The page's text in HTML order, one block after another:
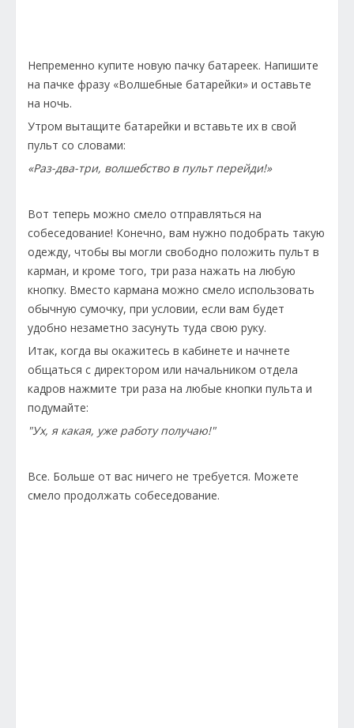
Непременно купите новую пачку батареек. Напишите
на пачке фразу «Волшебные батарейки» и оставьте
на ночь.
Утром вытащите батарейки и вставьте их в свой
пульт со словами:
«Раз-два-три, волшебство в пульт перейди!»
Вот теперь можно смело отправляться на
собеседование! Конечно, вам нужно подобрать такую
одежду, чтобы вы могли свободно положить пульт в
карман, и кроме того, три раза нажать на любую
кнопку. Вместо кармана можно смело использовать
обычную сумочку, при условии, если вам будет
удобно незаметно засунуть туда свою руку.
Итак, когда вы окажитесь в кабинете и начнете
общаться с директором или начальником отдела
кадров нажмите три раза на любые кнопки пульта и
подумайте:
"Ух, я какая, уже работу получаю!"
Все. Больше от вас ничего не требуется. Можете
смело продолжать собеседование.